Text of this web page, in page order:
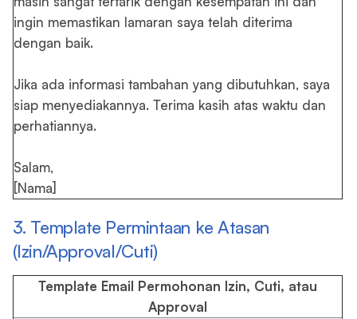
ingin memastikan lamaran saya telah diterima
dengan baik.
Jika ada informasi tambahan yang dibutuhkan, saya
siap menyediakannya. Terima kasih atas waktu dan
perhatiannya.
Salam,
[Nama]
3. Template Permintaan ke Atasan
(Izin/Approval/Cuti)
Template Email Permohonan Izin, Cuti, atau
Approval